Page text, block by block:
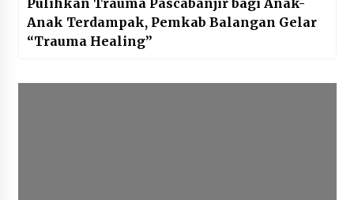
Anak Terdampak, Pemkab Balangan Gelar
“Trauma Healing”